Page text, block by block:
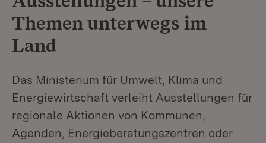
Themen unterwegs im
Land
Das Ministerium für Umwelt, Klima und
Energiewirtschaft verleiht Ausstellungen für
regionale Aktionen von Kommunen,
Agenden, Energieberatungszentren oder